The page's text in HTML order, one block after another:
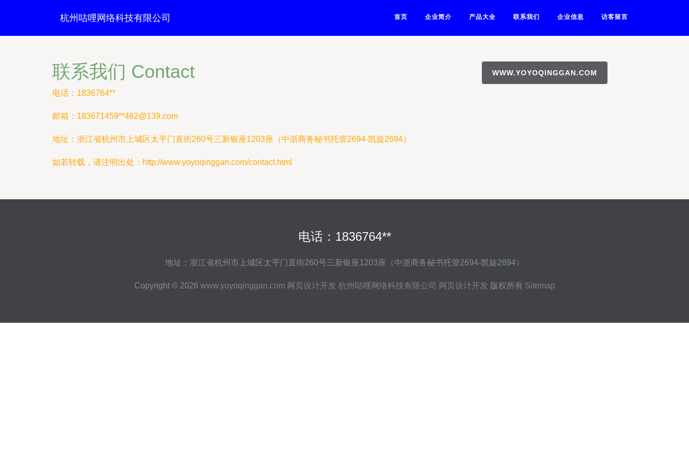
杭州咕哩网络科技有限公司 首页 企业简介 产品大全 联系我们 企业信息 访客留言
联系我们 Contact
电话：1836764**
邮箱：183671459**462@139.com
地址：浙江省杭州市上城区太平门直街260号三新银座1203座（中浙商务秘书托管2694-凯旋2694）
如若转载，请注明出处：http://www.yoyoqinggan.com/contact.html
WWW.YOYOQINGGAN.COM
电话：1836764**
地址：浙江省杭州市上城区太平门直街260号三新银座1203座（中浙商务秘书托管2694-凯旋2694）
Copyright © 2026 www.yoyoqinggan.com 网页设计开发 杭州咕哩网络科技有限公司 网页设计开发 版权所有 Sitemap